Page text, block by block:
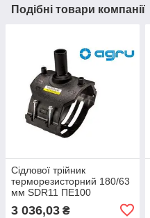
Подібні товари компанії
Сідлової трійник
терморезисторний 180/63
мм SDR11 ПЕ100
3 036,03 ₴